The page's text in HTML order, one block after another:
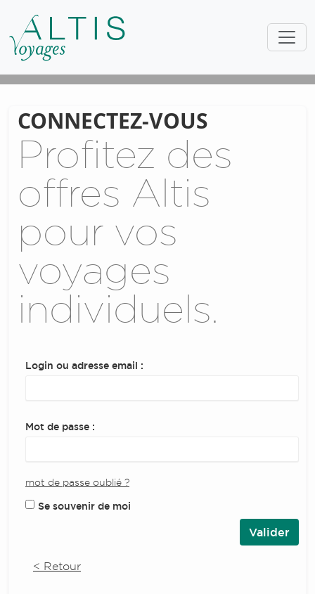
CONNECTEZ-VOUS
Profitez des
offres Altis
pour vos
voyages
individuels.
Login ou adresse email :
Mot de passe :
mot de passe oublié ?
Se souvenir de moi
< Retour